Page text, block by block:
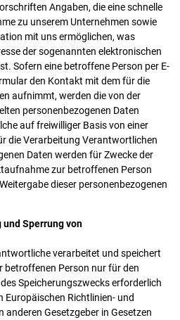
Angaben, die eine schnelle
zu unserem Unternehmen sowie
mit uns ermöglichen, was
der sogenannten elektronischen
Sofern eine betroffene Person per E-
den Kontakt mit dem für die
aufnimmt, werden die von der
personenbezogenen Daten
auf freiwilliger Basis von einer
die Verarbeitung Verantwortlichen
Daten werden für Zwecke der
zur betroffenen Person
dieser personenbezogenen
Sperrung von
verarbeitet und speichert
betroffenen Person nur für den
Speicherungszwecks erforderlich
Europäischen Richtlinien- und
anderen Gesetzgeber in Gesetzen